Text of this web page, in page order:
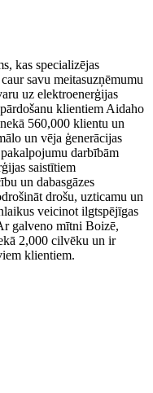
kas specializējas
savu meitasuzņēmumu
uz elektroenerģijas
klientiem Aidaho
560,000 klientu un
un vēja ģenerācijas
darbībām
saistītiem
un dabasgāzes
drošu, uzticamu un
veicinot ilgtspējīgas
galveno mītni Boizē,
2,000 cilvēku un ir
klientiem.